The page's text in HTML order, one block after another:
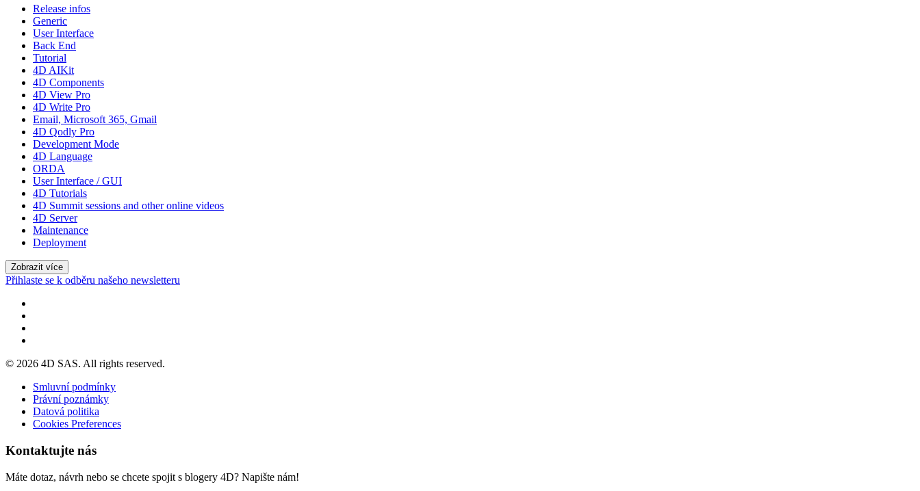
Release infos
Generic
User Interface
Back End
Tutorial
4D AIKit
4D Components
4D View Pro
4D Write Pro
Email, Microsoft 365, Gmail
4D Qodly Pro
Development Mode
4D Language
ORDA
User Interface / GUI
4D Tutorials
4D Summit sessions and other online videos
4D Server
Maintenance
Deployment
Zobrazit více
Přihlaste se k odběru našeho newsletteru
© 2026 4D SAS. All rights reserved.
Smluvní podmínky
Právní poznámky
Datová politika
Cookies Preferences
Kontaktujte nás
Máte dotaz, návrh nebo se chcete spojit s blogery 4D? Napište nám!